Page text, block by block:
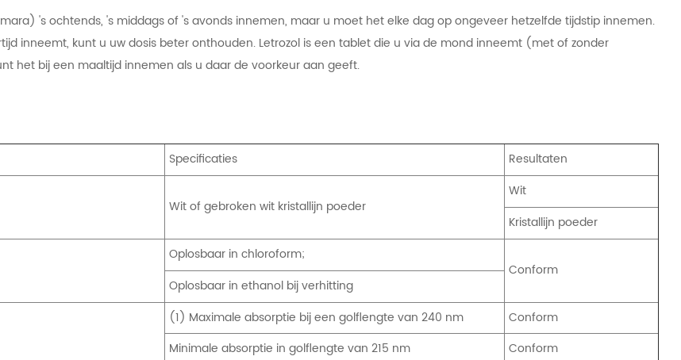
's ochtends, 's middags of 's avonds innemen, maar u moet het elke dag op ongeveer hetzelfde tijdstip innemen.
inneemt, kunt u uw dosis beter onthouden. Letrozol is een tablet die u via de mond inneemt (met of zonder
het bij een maaltijd innemen als u daar de voorkeur aan geeft.
Specificaties Resultaten
Wit of gebroken wit kristallijn poeder
Wit
Kristallijn poeder
Oplosbaar in chloroform;
Conform
Oplosbaar in ethanol bij verhitting
(1) Maximale absorptie bij een golflengte van 240 nm
Conform
Minimale absorptie in golflengte van 215 nm
Conform